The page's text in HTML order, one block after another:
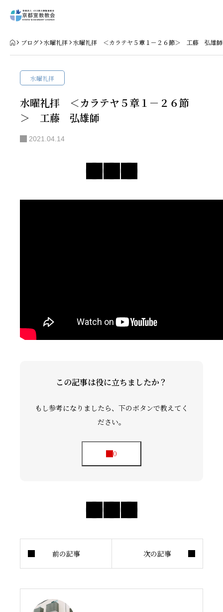
Home
牧師コラム
聖殿建築
ブログ 水曜礼拝 水曜礼拝 ＜カラテヤ５章１－２６節＞ 工藤 弘雄師
水曜礼拝
水曜礼拝 ＜カラテヤ５章１－２６節
＞ 工藤 弘雄師
2021.04.14
この記事は役に立ちましたか？
もし参考になりましたら、下のボタンで教えてく
ださい。